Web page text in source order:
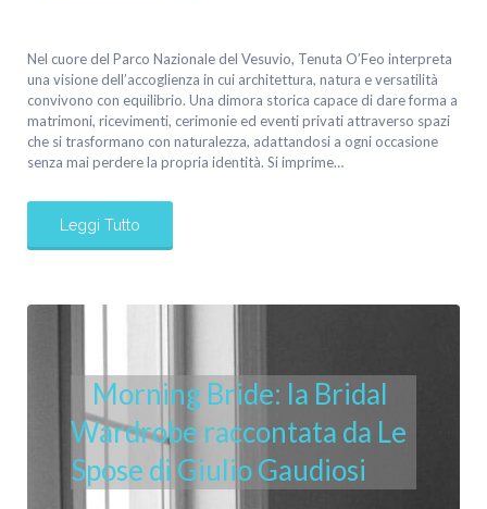
Nel cuore del Parco Nazionale del Vesuvio, Tenuta O’Feo interpreta
una visione dell’accoglienza in cui architettura, natura e versatilità
convivono con equilibrio. Una dimora storica capace di dare forma a
matrimoni, ricevimenti, cerimonie ed eventi privati attraverso spazi
che si trasformano con naturalezza, adattandosi a ogni occasione
senza mai perdere la propria identità. Si imprime…
Leggi Tutto
Morning Bride: la Bridal
Wardrobe raccontata da Le
Spose di Giulio Gaudiosi